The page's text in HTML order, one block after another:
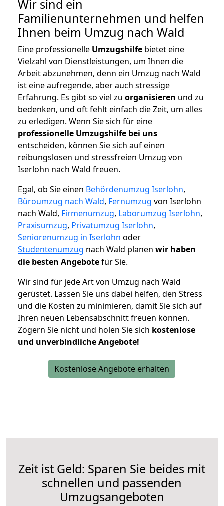
Wir sind ein
Familienunternehmen und helfen
Ihnen beim Umzug nach Wald
Eine professionelle Umzugshilfe bietet eine
Vielzahl von Dienstleistungen, um Ihnen die
Arbeit abzunehmen, denn ein Umzug nach Wald
ist eine aufregende, aber auch stressige
Erfahrung. Es gibt so viel zu organisieren und zu
bedenken, und oft fehlt einfach die Zeit, um alles
zu erledigen. Wenn Sie sich für eine
professionelle Umzugshilfe bei uns
entscheiden, können Sie sich auf einen
reibungslosen und stressfreien Umzug von
Iserlohn nach Wald freuen.
Egal, ob Sie einen Behördenumzug Iserlohn,
Büroumzug nach Wald, Fernumzug von Iserlohn
nach Wald, Firmenumzug, Laborumzug Iserlohn,
Praxisumzug, Privatumzug Iserlohn,
Seniorenumzug in Iserlohn oder
Studentenumzug nach Wald planen wir haben
die besten Angebotefür Sie.
Wir sind für jede Art von Umzug nach Wald
gerüstet. Lassen Sie uns dabei helfen, den Stress
und die Kosten zu minimieren, damit Sie sich auf
Ihren neuen Lebensabschnitt freuen können.
Zögern Sie nicht und holen Sie sich kostenlose
und unverbindliche Angebote!
Kostenlose Angebote erhalten
Zeit ist Geld: Sparen Sie beides mit
schnellen und passenden
Umzugsangeboten